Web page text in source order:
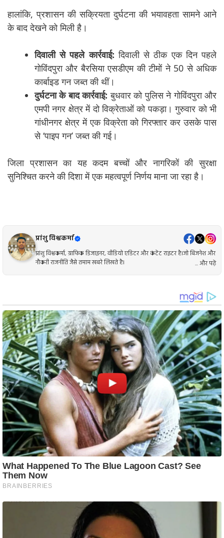
हालांकि, प्रशासन की सक्रियता दुर्घटना की भयावहता सामने आने
के बाद देखने को मिली है।
दिवाली से पहले कार्रवाई: दिवाली से ठीक एक दिन पहले
गोविंदपुरा और बैरसिया एसडीएम की टीमों ने 50 से अधिक
कार्बाइड गन जब्त की थीं।
दुर्घटना के बाद कार्रवाई: बुधवार को पुलिस ने गोविंदपुरा और
एमपी नगर क्षेत्र में दो विक्रेताओं को पकड़ा। गुरुवार को भी
गांधीनगर क्षेत्र में एक विक्रेता को गिरफ्तार कर उसके पास
से ‘पाइप गन’ जब्त की गई।
जिला प्रशासन का यह कदम बच्चों और नागरिकों की सुरक्षा
सुनिश्चित करने की दिशा में एक महत्वपूर्ण निर्णय माना जा रहा है।
प्रांशु विश्वकर्मा
प्रांशु विश्वकर्मा, ग्राफिक डिजाइनर, वीडियो एडिटर और कंटेंट राइटर है।जो बिजनेश और
नौकरी राजनीति जैसे तमाम खबरे लिखते है।
... और पढ़ें